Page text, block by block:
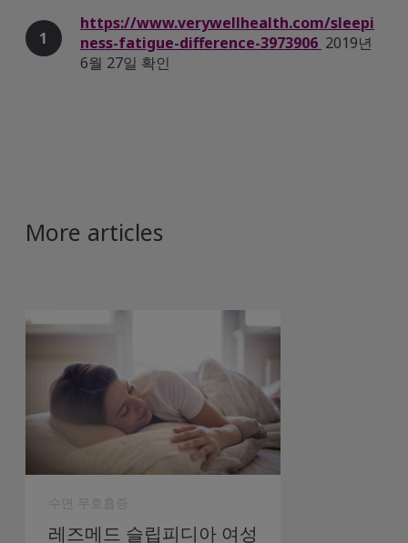
1
https://www.verywellhealth.com/sleepi
ness-fatigue-difference-3973906 2019년
6월 27일 확인
s-why-you-feel-sleepy-3014818
월 27일 확인
s-why-you-feel-sleepy-3014818
https://www.webmd.com/sleep-
disorders/sleep-apnea-daytime-
sleepiness#4-10
2019년 6월 27일 확인
http://www.webmd.com/sleep-
disorders/sleep-apnea/sleep-apnea
More articles
수면 무호흡증
레즈메드 슬립피디아 여성